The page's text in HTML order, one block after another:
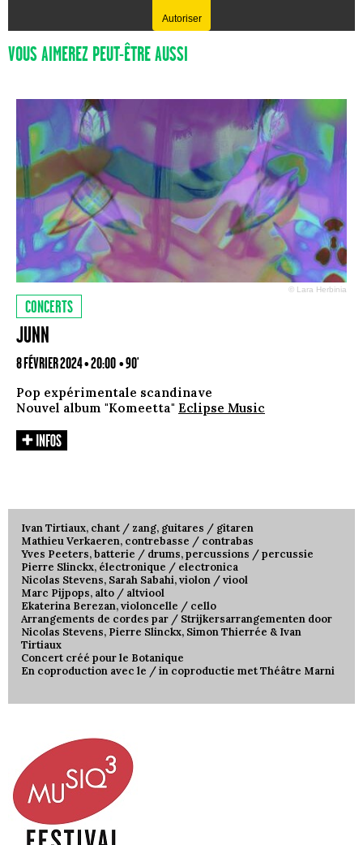
Autoriser
VOUS AIMEREZ PEUT-ÊTRE AUSSI
© Lara Herbinia
CONCERTS
JUNN
8 FÉVRIER 2024 • 20:00 • 90'
Pop expérimentale scandinave
Nouvel album "Komeetta" Eclipse Music
Ivan Tirtiaux, chant / zang, guitares / gitaren
Mathieu Verkaeren, contrebasse / contrabas
Yves Peeters, batterie / drums, percussions / percussie
Pierre Slinckx, électronique / electronica
Nicolas Stevens, Sarah Sabahi, violon / viool
Marc Pijpops, alto / altviool
Ekaterina Berezan, violoncelle / cello
Arrangements de cordes par / Strijkersarrangementen door
Nicolas Stevens, Pierre Slinckx, Simon Thierrée & Ivan
Tirtiaux
Concert créé pour le Botanique
En coproduction avec le / in coproductie met Théâtre Marni